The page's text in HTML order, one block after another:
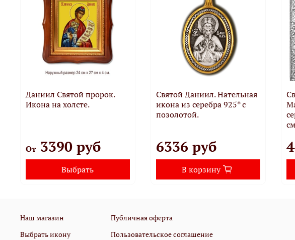
Даниил Святой пророк.
Икона на холсте.
От 3390 руб
Выбрать
Святой Даниил. Нательная
икона из серебра 925* с
позолотой.
6336 руб
В корзину
Наш магазин
Выбрать икону
Публичная оферта
Пользовательское соглашение